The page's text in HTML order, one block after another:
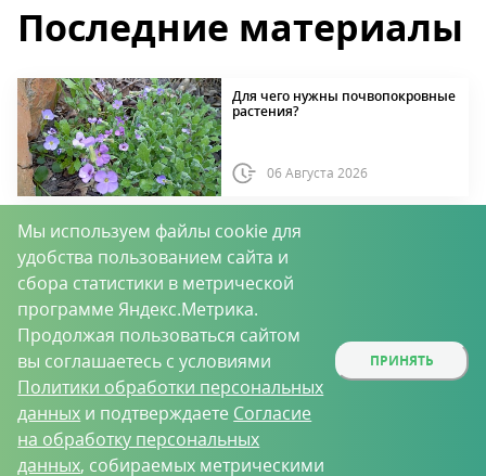
Последние материалы
Для чего нужны почвопокровные
растения?
06 Августа 2026
Жук мертвоед: польза и вред
Нужно ли срезать картофельную
ботву?
06 Августа 2026
Мы используем файлы cookie для
удобства пользованием сайта и
сбора статистики в метрической
программе Яндекс.Метрика.
Продолжая пользоваться сайтом
вы соглашаетесь с условиями
Политики обработки персональных
данных и подтверждаете Согласие
на обработку персональных
данных, собираемых метрическими
ПРИНЯТЬ